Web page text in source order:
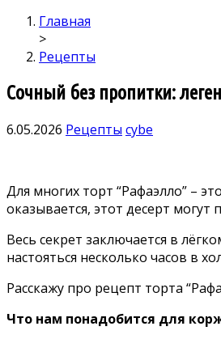
Главная
>
Рецепты
Сочный без пропитки:
6.05.2026 Рецепты cybe
Для многих торт “Рафаэлло” –
оказывается, этот десерт
Весь секрет заключается в
настояться несколько часов в
Расскажу про рецепт торта
Что нам понадобится для